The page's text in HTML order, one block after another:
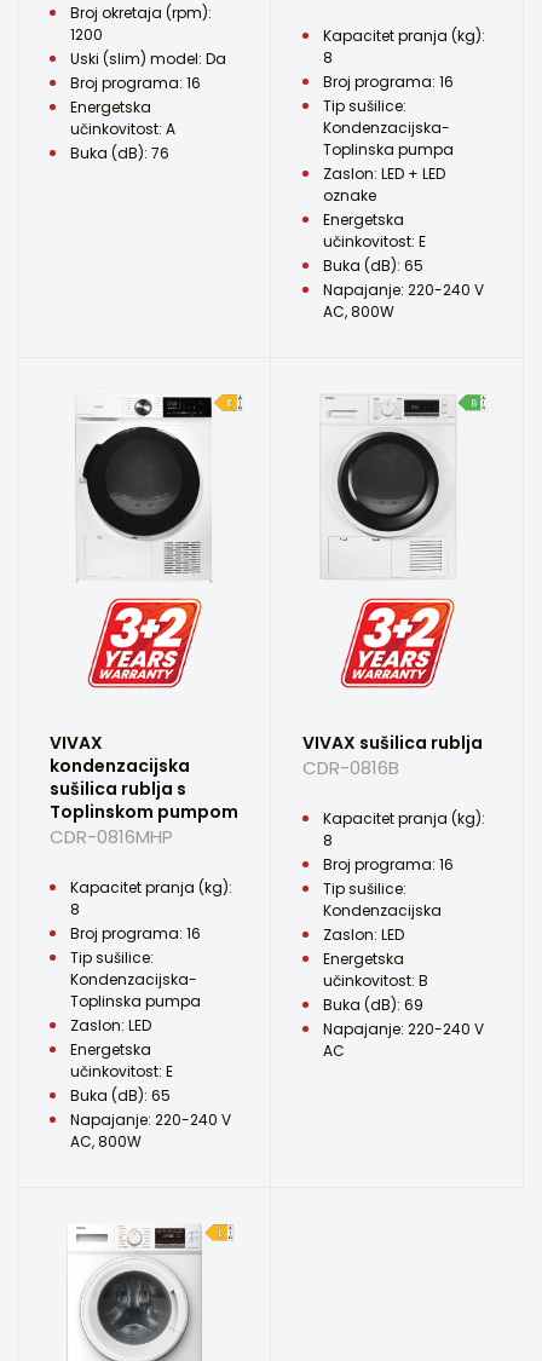
Broj okretaja (rpm):
1200
Uski (slim) model: Da
Broj programa: 16
Energetska
učinkovitost: A
Buka (dB): 76
Kapacitet pranja (kg):
8
Broj programa: 16
Tip sušilice:
Kondenzacijska-
Toplinska pumpa
Zaslon: LED + LED
oznake
Energetska
učinkovitost: E
Buka (dB): 65
Napajanje: 220-240 V
AC, 800W
VIVAX
kondenzacijska
sušilica rublja s
Toplinskom pumpom
CDR-0816MHP
Kapacitet pranja (kg):
8
Broj programa: 16
Tip sušilice:
Kondenzacijska-
Toplinska pumpa
Zaslon: LED
Energetska
učinkovitost: E
Buka (dB): 65
Napajanje: 220-240 V
AC, 800W
VIVAX sušilica rublja
CDR-0816B
Kapacitet pranja (kg):
8
Broj programa: 16
Tip sušilice:
Kondenzacijska
Zaslon: LED
Energetska
učinkovitost: B
Buka (dB): 69
Napajanje: 220-240 V
AC